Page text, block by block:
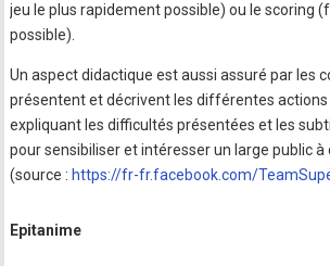
jeu le plus rapidement possible) ou le scoring
possible).
Un aspect didactique est aussi assuré par les
présentent et décrivent les différentes actions
expliquant les difficultés présentées et les
pour sensibiliser et intéresser un large public
(source : https://fr-fr.facebook.com/
Epitanime